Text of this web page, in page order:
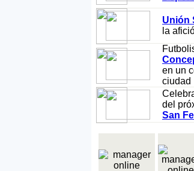
Unión
la
en un
ciudad
del
San